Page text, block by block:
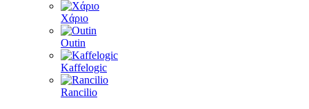
Χάριο
Outin
Kaffelogic
Rancilio